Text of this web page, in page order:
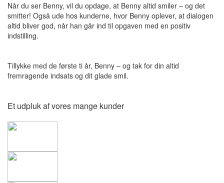
Når du ser Benny, vil du opdage, at Benny altid smiler – og det
smitter! Også ude hos kunderne, hvor Benny oplever, at dialogen
altid bliver god, når han går ind til opgaven med en positiv
indstilling.
Tillykke med de første ti år, Benny – og tak for din altid
fremragende indsats og dit glade smil.
Et udpluk af vores mange kunder